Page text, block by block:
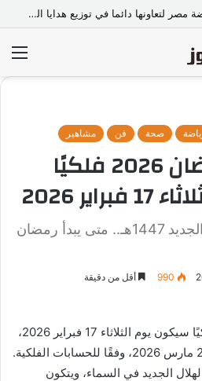
«عالم رشاد».. تجربة إعلامية ورسالة ماجستير ذكية من كلية الطفولة بجامعة عين شمس.
صحة فن مشاهير
موعد شهر رمضان 2026 فلكيًا
2026
مع حلول العام الهجري الجديد 1447هـ.. متى يبدأ رمضان
990 أقل من دقيقة
موعد شهر رمضان 2026 فلكيًا سيكون يوم الثلاثاء 17 فبراير 2026،
وسيستمر حتى يوم السبت 21 مارس 2026، وفقًا للحسابات الفلكية.
الجديد في السماء، ويتكون